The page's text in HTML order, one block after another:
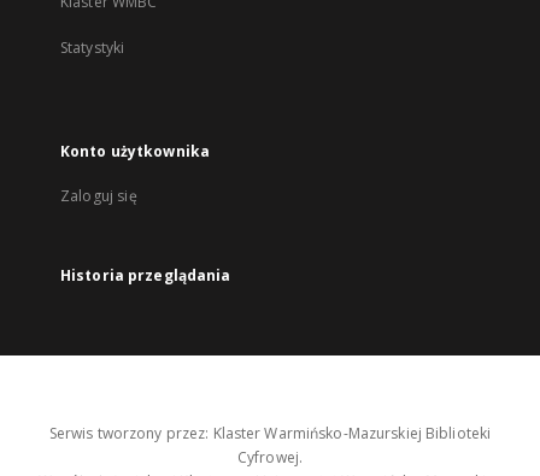
Statystyki
Konto użytkownika
Zaloguj się
Historia przeglądania
Serwis tworzony przez: Klaster Warmińsko-Mazurskiej Biblioteki
Cyfrowej.